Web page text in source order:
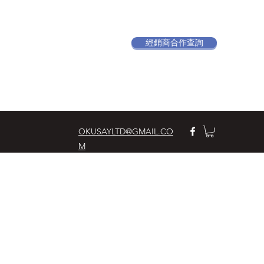
經銷商合作查詢
OKUSAYLTD@GMAIL.CO
M